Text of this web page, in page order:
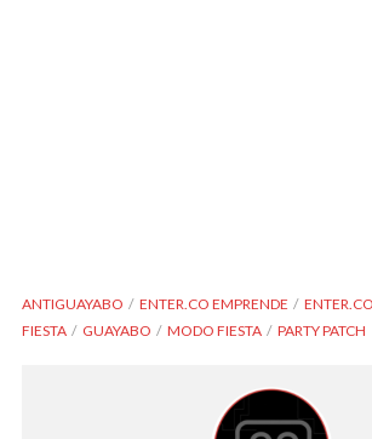
ANTIGUAYABO ENTER.CO EMPRENDE
FIESTA
GUAYABO MODO FIESTA PARTY PATCH